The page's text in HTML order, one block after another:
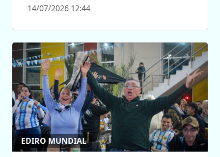
14/07/2026 12:44
EDIRO MUNDIAL